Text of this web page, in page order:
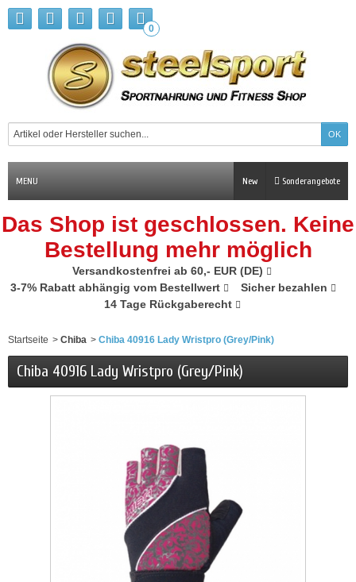
0
MENU Sonderangebote
New
Das Shop ist geschlossen. Keine
Bestellung mehr möglich
Versandkostenfrei ab 60,- EUR (DE)
3-7% Rabatt abhängig vom Bestellwert
Sicher bezahlen
14 Tage Rückgaberecht
Startseite > Chiba > Chiba 40916 Lady Wristpro (Grey/Pink)
Chiba 40916 Lady Wristpro (Grey/Pink)